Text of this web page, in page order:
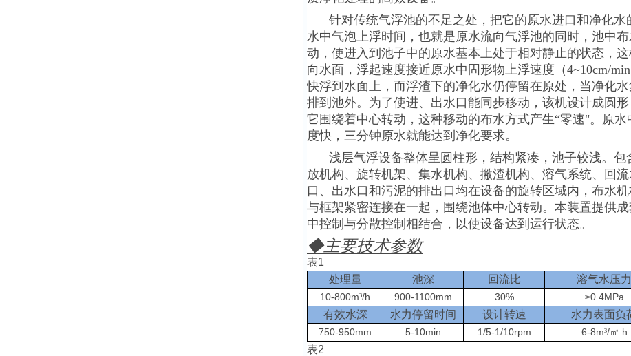
针对传统气浮池的不足之处，把它的原水进口和净化
水中气泡上浮时间，也就是原水流向气浮池的同时，池中
动，使进入到池子中的原水基本上处于相对静止的状态，
向水面，浮起速度接近原水中固形物上浮速度（4~10cm/
快浮到水面上，而浮渣下的净化水仍停留在原处，当净化
排到池外。为了使进、出水口能同步移动，该机设计成圆
它围绕着中心转动，这种移动的布水方式产生“零速"。原
度快，三分钟原水就能达到净化要求。
浅层气浮设备整体呈圆柱形，结构紧凑，池子较浅。
放机构、旋转机架、集水机构、撇渣机构、溶气系统、回
口、出水口和污泥的排出口均在设备的旋转区域内，布水
与框架紧密连接在一起，围绕池体中心转动。本装置提供
中控制与分散控制相结合，以使设备达到运行状态。
◆主要技术参数
表1
处理量
池深 回流比 溶气水压力
10-800m³/h 900-1100mm 30% ≥0.4MPa
有效水深 水力停留时间 设计转速 水力表面负
750-950mm 5-10min 1/5-1/10rpm 6-8m³/㎡ .h
表2